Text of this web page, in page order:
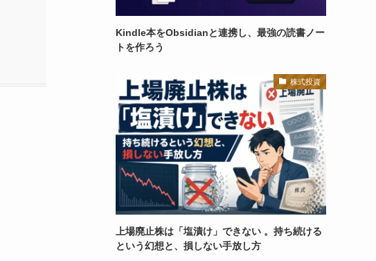
Kindle本をObsidianと連携し、最強の読書ノー
トを作ろう
株式投資
上場廃止株は「塩漬け」できない 。持ち続ける
という幻想と、損しない手放し方